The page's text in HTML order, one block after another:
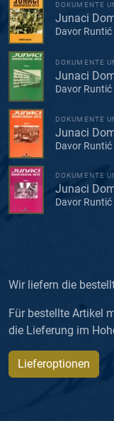
DOKUMENTE
Junaci
Davor Runtić
DOKUMENTE
Junaci
Davor Runtić
DOKUMENTE
Junaci
Davor Runtić
DOKUMENTE
Junaci
Davor Runtić
Wir liefern die
Für bestellte Artikel
die Lieferung im
Lieferoptionen